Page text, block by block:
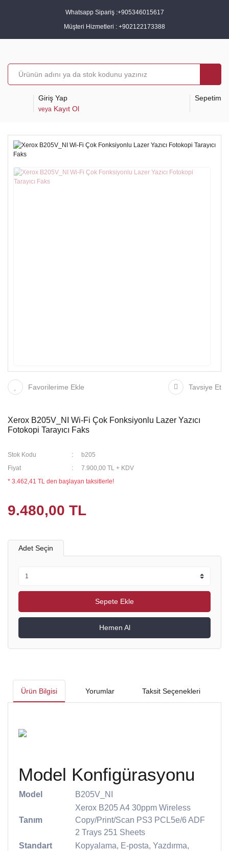
Whatsapp Sipariş :+905346015617
Müşteri Hizmetleri : +902122173388
Giriş Yap
veya Kayıt Ol
Sepetim
Favorilerime Ekle Tavsiye Et
Xerox B205V_NI Wi-Fi Çok Fonksiyonlu Lazer Yazıcı
Fotokopi Tarayıcı Faks
Stok Kodu
b205
Fiyat
7.900,00 TL + KDV
* 3.462,41 TL den başlayan taksitlerle!
9.480,00 TL
Adet Seçin
Sepete Ekle
Hemen Al
Ürün Bilgisi Yorumlar Taksit Seçenekleri
Model Konfigürasyonu
Model B205V_NI
Tanım
Xerox B205 A4 30ppm Wireless
Copy/Print/Scan PS3 PCL5e/6 ADF
2 Trays 251 Sheets
Standart
Kopyalama, E-posta, Yazdırma,